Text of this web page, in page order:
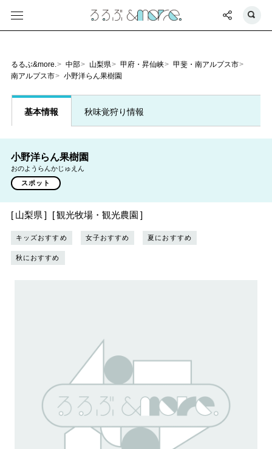
るるぶ&more. 中部 山梨県 甲府・昇仙峡
甲斐・南アルプス市
南アルプス市
小野洋らん果樹園
基本情報 秋味覚狩り情報
小野洋らん果樹園
おのようらんかじゅえん
スポット
山梨県 観光牧場・観光農園
キッズおすすめ 女子おすすめ 夏におすすめ
秋におすすめ